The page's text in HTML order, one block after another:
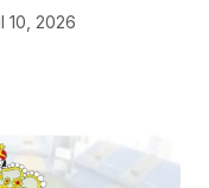
10, 2026